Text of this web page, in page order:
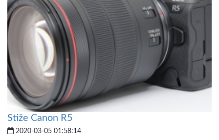
Stiže Canon R5
2020-03-05 01:58:14